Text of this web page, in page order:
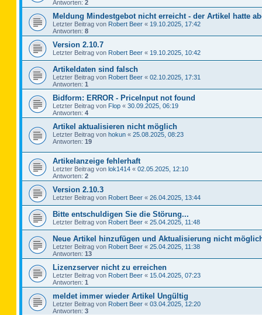
Antworten: 2
Meldung Mindestgebot nicht erreicht - der Artikel hatte
Letzter Beitrag von Robert Beer « 19.10.2025, 17:42
Antworten: 8
Version 2.10.7
Letzter Beitrag von Robert Beer « 19.10.2025, 10:42
Artikeldaten sind falsch
Letzter Beitrag von Robert Beer « 02.10.2025, 17:31
Antworten: 1
Bidform: ERROR - PriceInput not found
Letzter Beitrag von Flop « 30.09.2025, 06:19
Antworten: 4
Artikel aktualisieren nicht möglich
Letzter Beitrag von hokun « 25.08.2025, 08:23
Antworten: 19
Artikelanzeige fehlerhaft
Letzter Beitrag von lok1414 « 02.05.2025, 12:10
Antworten: 2
Version 2.10.3
Letzter Beitrag von Robert Beer « 26.04.2025, 13:44
Bitte entschuldigen Sie die Störung...
Letzter Beitrag von Robert Beer « 25.04.2025, 11:48
Neue Artikel hinzufügen und Aktualisierung nicht
Letzter Beitrag von Robert Beer « 25.04.2025, 11:38
Antworten: 13
Lizenzserver nicht zu erreichen
Letzter Beitrag von Robert Beer « 15.04.2025, 07:23
Antworten: 1
meldet immer wieder Artikel Ungültig
Letzter Beitrag von Robert Beer « 03.04.2025, 12:20
Antworten: 3